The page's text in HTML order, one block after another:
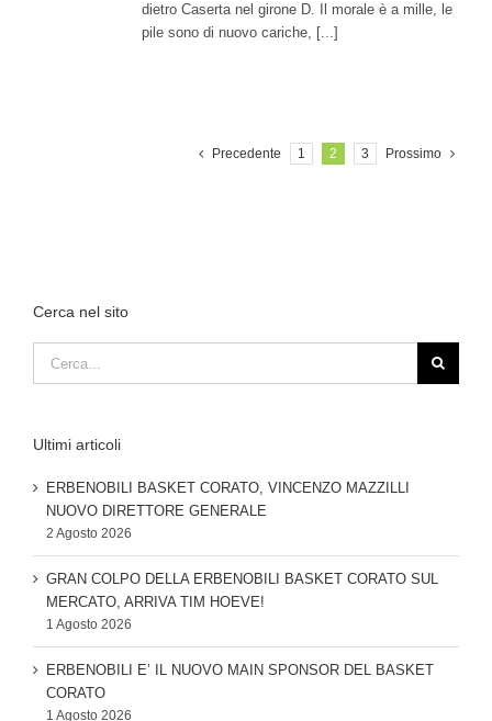
dietro Caserta nel girone D. Il morale è a mille, le
pile sono di nuovo cariche, [...]
Precedente 1 2 3 Prossimo
Cerca nel sito
Ultimi articoli
ERBENOBILI BASKET CORATO, VINCENZO MAZZILLI
NUOVO DIRETTORE GENERALE
2 Agosto 2026
GRAN COLPO DELLA ERBENOBILI BASKET CORATO SUL
MERCATO, ARRIVA TIM HOEVE!
1 Agosto 2026
ERBENOBILI E’ IL NUOVO MAIN SPONSOR DEL BASKET
CORATO
1 Agosto 2026